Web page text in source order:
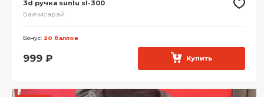
3d ручка sunlu sl-300
Бахчисарай
Бонус: 20 баллов
999 ₽ Купить